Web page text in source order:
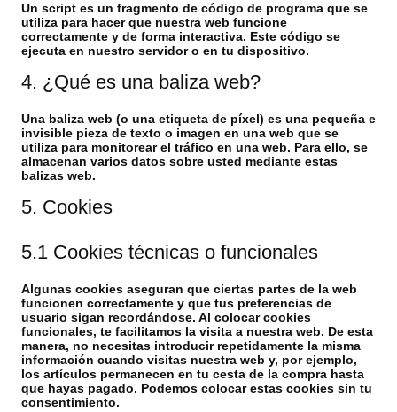
Un script es un fragmento de código de programa que se
utiliza para hacer que nuestra web funcione
correctamente y de forma interactiva. Este código se
ejecuta en nuestro servidor o en tu dispositivo.
4. ¿Qué es una baliza web?
Una baliza web (o una etiqueta de píxel) es una pequeña e
invisible pieza de texto o imagen en una web que se
utiliza para monitorear el tráfico en una web. Para ello, se
almacenan varios datos sobre usted mediante estas
balizas web.
5. Cookies
5.1 Cookies técnicas o funcionales
Algunas cookies aseguran que ciertas partes de la web
funcionen correctamente y que tus preferencias de
usuario sigan recordándose. Al colocar cookies
funcionales, te facilitamos la visita a nuestra web. De esta
manera, no necesitas introducir repetidamente la misma
información cuando visitas nuestra web y, por ejemplo,
los artículos permanecen en tu cesta de la compra hasta
que hayas pagado. Podemos colocar estas cookies sin tu
consentimiento.